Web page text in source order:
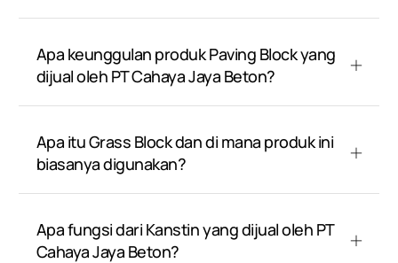
Apa keunggulan produk Paving Block yang
dijual oleh PT Cahaya Jaya Beton?
Apa itu Grass Block dan di mana produk ini
biasanya digunakan?
Apa fungsi dari Kanstin yang dijual oleh PT
Cahaya Jaya Beton?